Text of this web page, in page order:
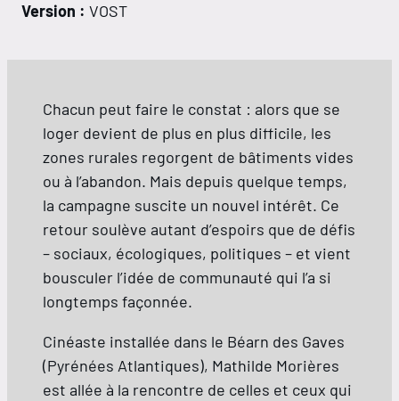
Version : VOST
Chacun peut faire le constat : alors que se
loger devient de plus en plus difficile, les
zones rurales regorgent de bâtiments vides
ou à l’abandon. Mais depuis quelque temps,
la campagne suscite un nouvel intérêt. Ce
retour soulève autant d’espoirs que de défis
– sociaux, écologiques, politiques – et vient
bousculer l’idée de communauté qui l’a si
longtemps façonnée.
Cinéaste installée dans le Béarn des Gaves
(Pyrénées Atlantiques), Mathilde Morières
est allée à la rencontre de celles et ceux qui